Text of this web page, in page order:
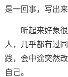
是一回事，写出
听起来好象
人，几乎都有过
践，会中途突然
自己。